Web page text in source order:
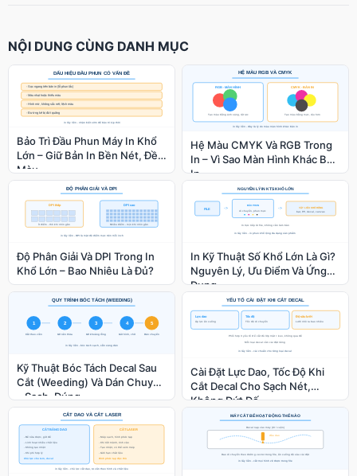
NỘI DUNG CÙNG DANH MỤC
Bảo Trì Đầu Phun Máy In Khổ
Lớn – Giữ Bản In Bền Nét, Đều
Màu
Hệ Màu CMYK Và RGB Trong
In – Vì Sao Màn Hình Khác Bản
In
Độ Phân Giải Và DPI Trong In
Khổ Lớn – Bao Nhiêu Là Đủ?
In Kỹ Thuật Số Khổ Lớn Là Gì?
Nguyên Lý, Ưu Điểm Và Ứng
Dụng
Kỹ Thuật Bóc Tách Decal Sau
Cắt (Weeding) Và Dán Chuyển
– Sạch, Đúng
Cài Đặt Lực Dao, Tốc Độ Khi
Cắt Decal Cho Sạch Nét,
Không Đứt Đế